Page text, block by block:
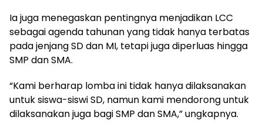
Ia juga menegaskan pentingnya menjadikan LCC
sebagai agenda tahunan yang tidak hanya terbatas
pada jenjang SD dan MI, tetapi juga diperluas hingga
SMP dan SMA.
“Kami berharap lomba ini tidak hanya dilaksanakan
untuk siswa-siswi SD, namun kami mendorong untuk
dilaksanakan juga bagi SMP dan SMA,” ungkapnya.